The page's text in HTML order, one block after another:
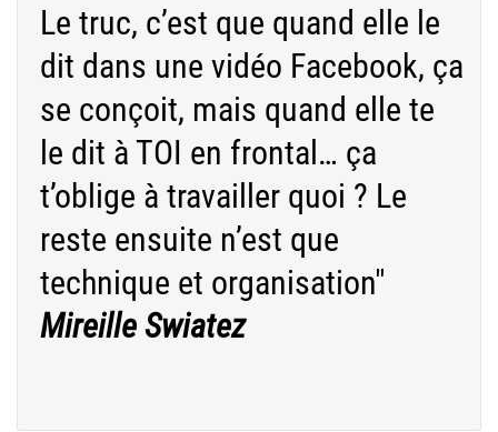
Le truc, c’est que quand elle le
dit dans une vidéo Facebook, ça
se conçoit, mais quand elle te
le dit à TOI en frontal… ça
t’oblige à travailler quoi ? Le
reste ensuite n’est que
technique et organisation"
Mireille Swiatez